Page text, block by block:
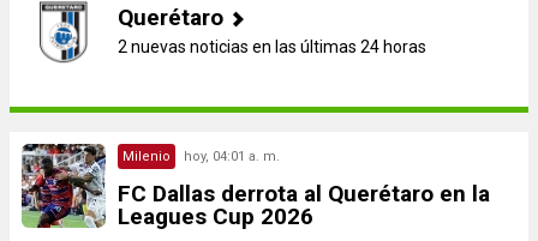
Querétaro
2 nuevas noticias en las últimas 24 horas
Milenio hoy, 04:01 a. m.
FC Dallas derrota al Querétaro en la
Leagues Cup 2026